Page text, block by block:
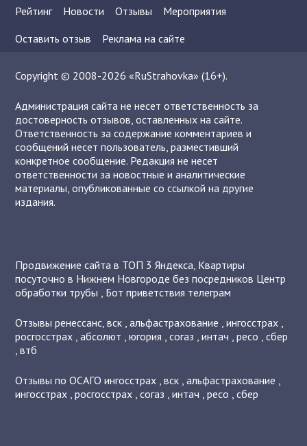
Рейтинг Новости Отзывы
Мероприятия
Оставить отзыв
Реклама на сайте
Copyright © 2008-2026 «RuStrahovka» (16+).
Администрация сайта не несет ответственность за
достоверность отзывов, оставленных на сайте.
Ответственность за содержание комментариев и
сообщений несет пользователь, разместивший
конкретное сообщение. Редакция не несет
ответственности за новостные и аналитические
материалы, опубликованные со ссылкой на другие
издания.
Продвижение сайта в ТОП 3 Яндекса, Квартиры
посуточно в Нижнем Новгороде без посредников Центр
обработки трубы , Бот приветствия телеграм
Отзывыренессанс,вск ,альфастрахование ,ингосстрах ,
росгосстрах ,абсолют ,югория ,согаз ,интач ,ресо ,сбер
,втб
Отзывы по ОСАГОингосстрах ,вск ,альфастрахование ,
ингосстрах ,росгосстрах ,согаз ,интач ,ресо ,сбер